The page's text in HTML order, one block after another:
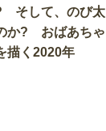
そして、のび太
か? おばあちゃ
描く2020年